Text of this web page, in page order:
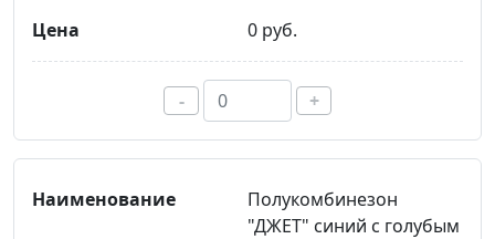
0 руб.
- +
Полукомбинезон
"ДЖЕТ" синий с голубым